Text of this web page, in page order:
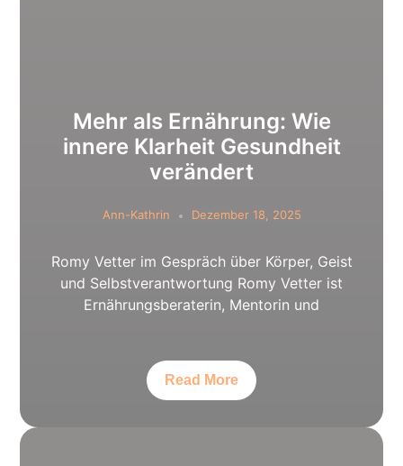
Mehr als Ernährung: Wie
innere Klarheit Gesundheit
verändert
Ann-Kathrin Dezember 18, 2025
Romy Vetter im Gespräch über Körper, Geist
und Selbstverantwortung Romy Vetter ist
Ernährungsberaterin, Mentorin und
Read More